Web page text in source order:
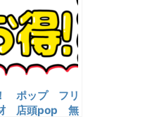
ポップ フリ
店頭pop 無